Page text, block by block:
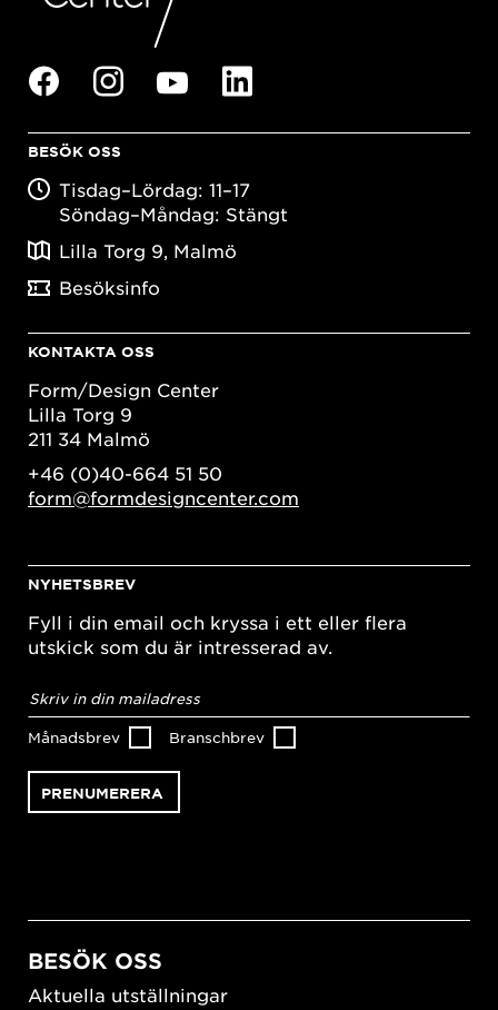
BESÖK OSS
Tisdag–Lördag: 11–17
Söndag–Måndag: Stängt
Lilla Torg 9, Malmö
Besöksinfo
KONTAKTA OSS
Form/Design Center
Lilla Torg 9
211 34 Malmö
+46 (0)40-664 51 50
form@formdesigncenter.com
NYHETSBREV
Fyll i din email och kryssa i ett eller flera
utskick som du är intresserad av.
postadress*
Månadsbrev Branschbrev
BESÖK OSS
Aktuella utställningar